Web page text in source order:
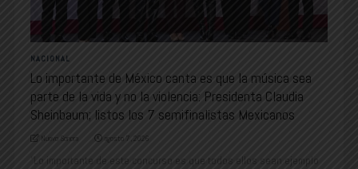
NACIONAL
Lo importante de México canta es que la música sea
parte de la vida y no la violencia: Presidenta Claudia
Sheinbaum; listos los 7 semifinalistas Mexicanos
Nuevo Sonora agosto 7, 2026
“Lo importante de este concurso es que todos ellos sean ejemplo